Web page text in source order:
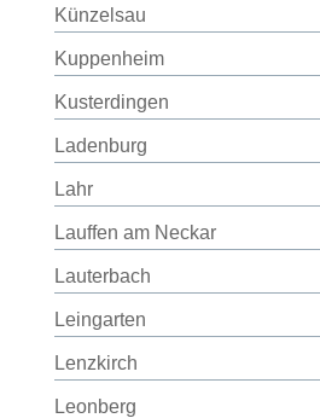
Künzelsau
Kuppenheim
Kusterdingen
Ladenburg
Lahr
Lauffen am Neckar
Lauterbach
Leingarten
Lenzkirch
Leonberg